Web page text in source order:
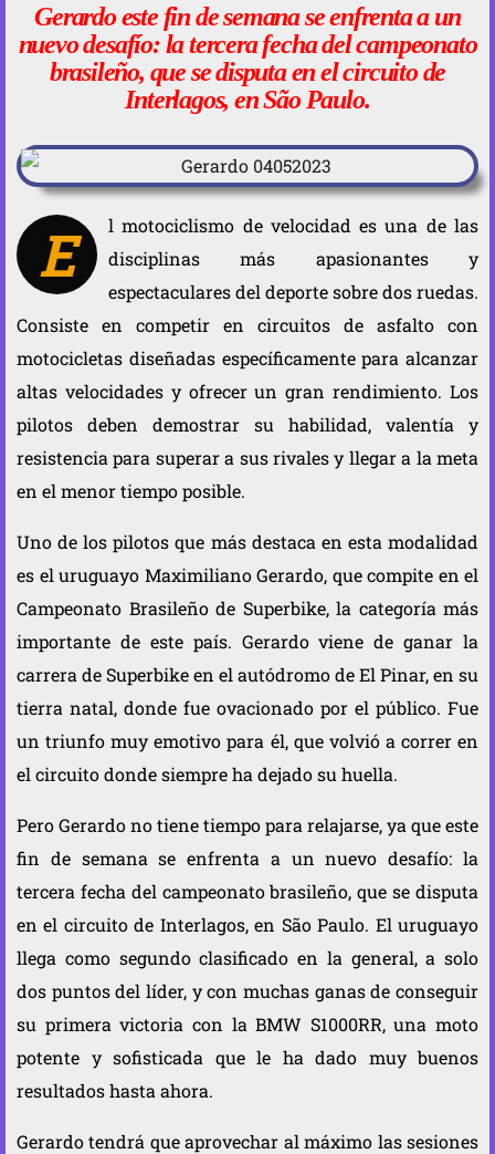
Gerardo este fin de semana se enfrenta a un
nuevo desafío: la tercera fecha del campeonato
brasileño, que se disputa en el circuito de
Interlagos, en São Paulo.
E
l motociclismo de velocidad es una de las
disciplinas más apasionantes y
espectaculares del deporte sobre dos ruedas.
Consiste en competir en circuitos de asfalto con
motocicletas diseñadas específicamente para alcanzar
altas velocidades y ofrecer un gran rendimiento. Los
pilotos deben demostrar su habilidad, valentía y
resistencia para superar a sus rivales y llegar a la meta
en el menor tiempo posible.
Uno de los pilotos que más destaca en esta modalidad
es el uruguayo Maximiliano Gerardo, que compite en el
Campeonato Brasileño de Superbike, la categoría más
importante de este país. Gerardo viene de ganar la
carrera de Superbike en el autódromo de El Pinar, en su
tierra natal, donde fue ovacionado por el público. Fue
un triunfo muy emotivo para él, que volvió a correr en
el circuito donde siempre ha dejado su huella.
Pero Gerardo no tiene tiempo para relajarse, ya que este
fin de semana se enfrenta a un nuevo desafío: la
tercera fecha del campeonato brasileño, que se disputa
en el circuito de Interlagos, en São Paulo. El uruguayo
llega como segundo clasificado en la general, a solo
dos puntos del líder, y con muchas ganas de conseguir
su primera victoria con la BMW S1000RR, una moto
potente y sofisticada que le ha dado muy buenos
resultados hasta ahora.
Gerardo tendrá que aprovechar al máximo las sesiones